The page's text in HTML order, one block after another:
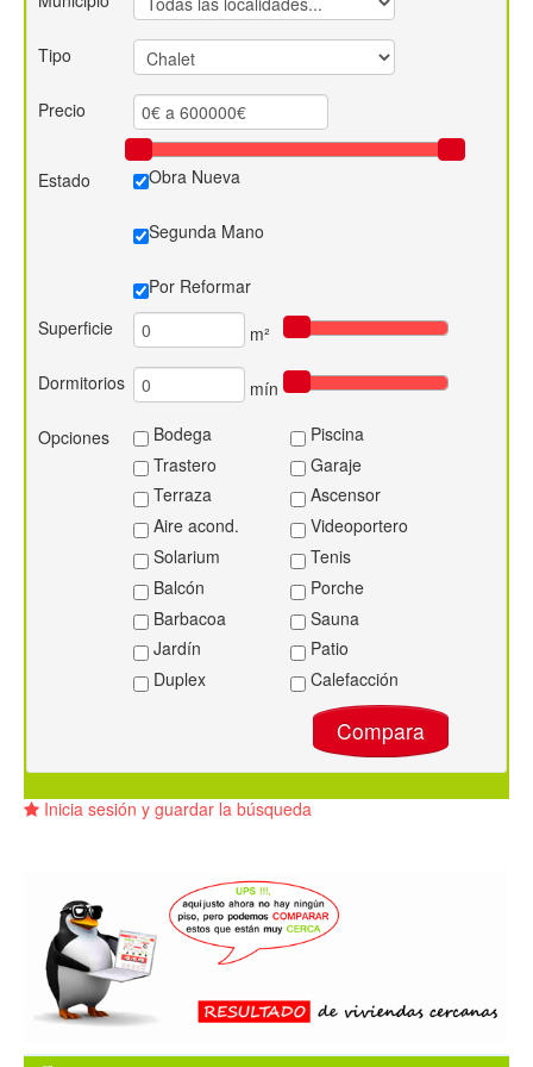
Contacto
Tipo
Precio
Estado Obra Nueva
Segunda Mano
Por Reformar
Superficie
m²
Dormitorios mín
Opciones Bodega
Piscina
Trastero
Garaje
Terraza
Ascensor
Aire acond.
Videoportero
Solarium
Tenis
Balcón
Porche
Barbacoa
Sauna
Jardín
Patio
Duplex
Calefacción
Compara
Inicia sesión y guardar la búsqueda